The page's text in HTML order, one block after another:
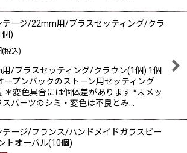
テージ/22mm用/ブラスセッティング/クラ
個)
(税込)
/ブラスセッティング/クラウン(1個) 1個
ープンバックのストーン用セッティング
＊変色具合には個体差があります *未メッ
スパーツのシミ・変色は不良とみ…
テージ/フランス/ハンドメイドガラスビー
トオーバル(10個)